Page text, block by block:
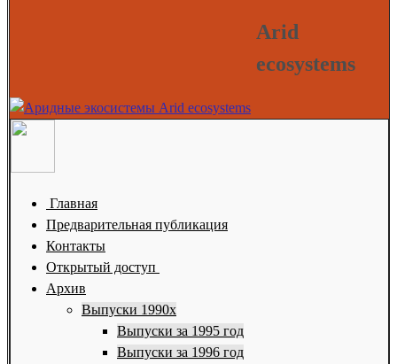
Arid
ecosystems
Главная
Предварительная публикация
Контакты
Открытый доступ
Архив
Выпуски 1990х
Выпуски за 1995 год
Выпуски за 1996 год